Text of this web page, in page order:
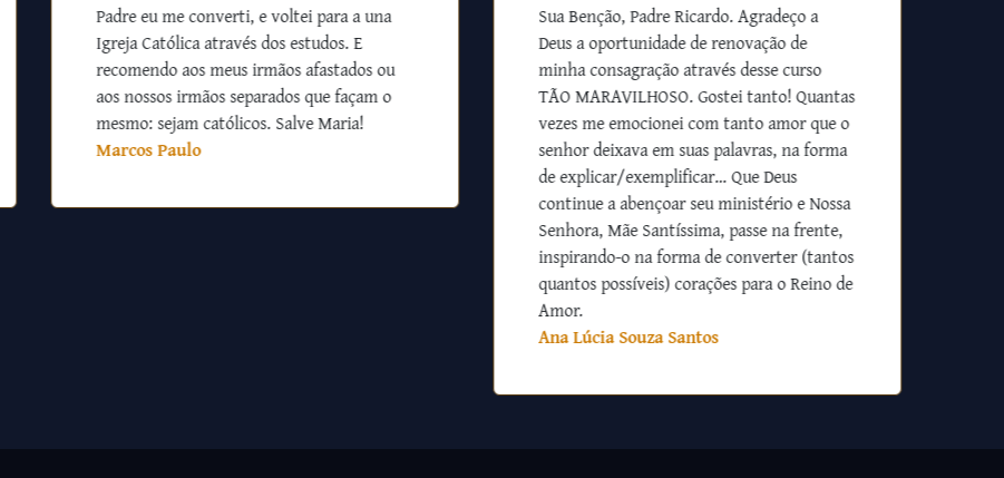
Padre eu me converti, e voltei para a una
Igreja Católica através dos estudos. E
recomendo aos meus irmãos afastados ou
aos nossos irmãos separados que façam o
mesmo: sejam católicos. Salve Maria!
Marcos Paulo
Sua Benção, Padre Ricardo. Agradeço a
Deus a oportunidade de renovação de
minha consagração através desse curso
TÃO MARAVILHOSO. Gostei tanto! Quantas
vezes me emocionei com tanto amor que o
senhor deixava em suas palavras, na forma
de explicar/exemplificar… Que Deus
continue a abençoar seu ministério e Nossa
Senhora, Mãe Santíssima, passe na frente,
inspirando-o na forma de converter (tantos
quantos possíveis) corações para o Reino de
Amor.
Ana Lúcia Souza Santos